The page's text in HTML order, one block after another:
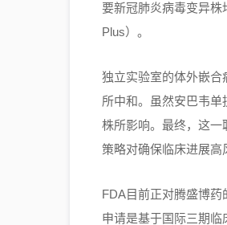
要新冠肺炎病毒变异株
Plus）。
独立实验室的体外嵌合
所中和。虽然安巴韦单
株所影响。最终，这一
策略对确保临床进展高
FDA目前正对腾盛博
申请是基于国际三期